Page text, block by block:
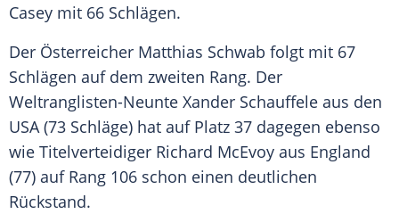
Casey mit 66 Schlägen.
Der Österreicher Matthias Schwab folgt mit 67
Schlägen auf dem zweiten Rang. Der
Weltranglisten-Neunte Xander Schauffele aus den
USA (73 Schläge) hat auf Platz 37 dagegen ebenso
wie Titelverteidiger Richard McEvoy aus England
(77) auf Rang 106 schon einen deutlichen
Rückstand.